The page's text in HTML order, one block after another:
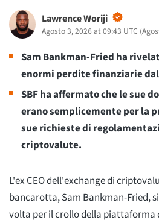
Lawrence Woriji
Agosto 3, 2026 at 09:43 UTC (
Sam Bankman-Fried ha
enormi perdite finanziarie
SBF ha affermato che le sue
erano semplicemente per la
sue richieste di
criptovalute.
L'ex CEO dell'exchange di
bancarotta, Sam Bankman-Fried,
volta per il crollo della